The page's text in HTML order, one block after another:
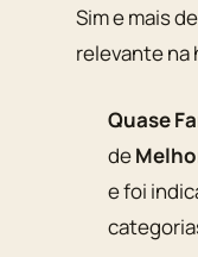
Sim e mais
relevante na
Quase
de
e foi